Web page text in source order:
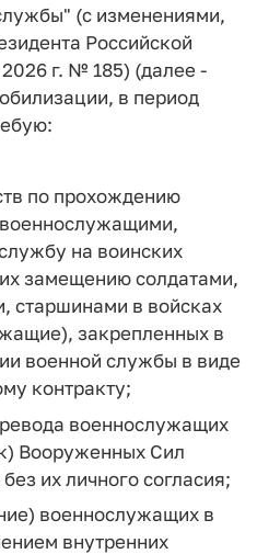
(с изменениями,
Российской
г. № 185) (далее -
в период
по прохождению
на воинских
замещению солдатами,
старшинами в войсках
закрепленных в
военной службы в виде
контракту;
военнослужащих
Вооруженных Сил
их личного согласия;
военнослужащих в
внутренних